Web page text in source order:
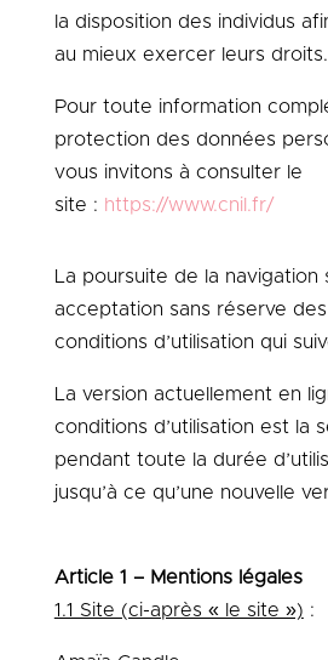
la disposition des individus
au mieux exercer leurs droits.
Pour toute information
protection des données
vous invitons à consulter le
site : https://www.cnil.fr/
La poursuite de la navigation
acceptation sans réserve
conditions d’utilisation qui
La version actuellement en
conditions d’utilisation est la
pendant toute la durée
jusqu’à ce qu’une nouvelle
Article 1 – Mentions légales
1.1 Site (ci-après « le site ») :